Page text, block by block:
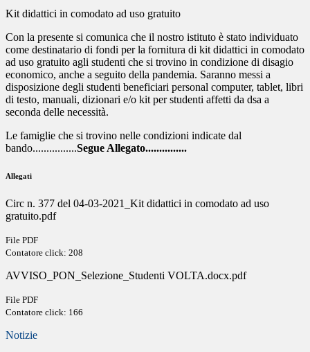
Kit didattici in comodato ad uso gratuito
Con la presente si comunica che il nostro istituto è stato individuato
come destinatario di fondi per la fornitura di kit didattici in comodato
ad uso gratuito agli studenti che si trovino in condizione di disagio
economico, anche a seguito della pandemia. Saranno messi a
disposizione degli studenti beneficiari personal computer, tablet, libri
di testo, manuali, dizionari e/o kit per studenti affetti da dsa a
seconda delle necessità.
Le famiglie che si trovino nelle condizioni indicate dal
bando................Segue Allegato...............
Allegati
Circ n. 377 del 04-03-2021_Kit didattici in comodato ad uso
gratuito.pdf
File PDF
Contatore click: 208
AVVISO_PON_Selezione_Studenti VOLTA.docx.pdf
File PDF
Contatore click: 166
Notizie